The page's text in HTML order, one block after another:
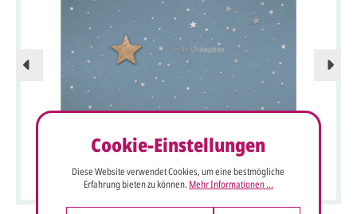
Weihnachtskarte in blau mit Silberfolienprägung und
kleinem Stern aus Echtholz
Cookie-Einstellungen
Diese Website verwendet Cookies, um eine bestmögliche
Erfahrung bieten zu können. Mehr Informationen ...